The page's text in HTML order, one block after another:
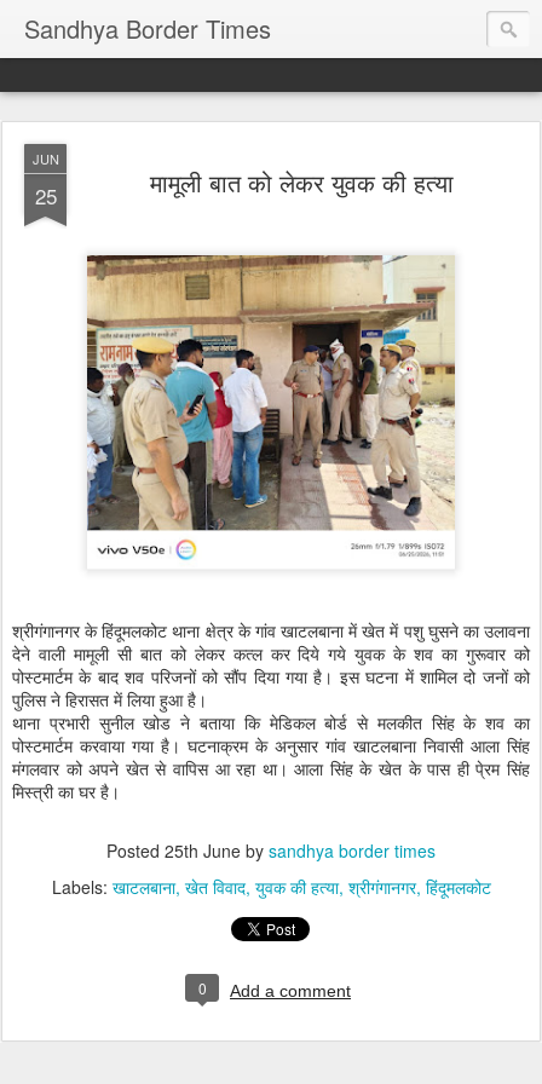
Sandhya Border Times
JUN
25 मामूली बात को लेकर युवक की हत्या
श्रीगंगानगर के हिंदूमलकोट थाना क्षेत्र के गांव खाटलबाना में खेत में पशु घुसने का उलावना
देने वाली मामूली सी बात को लेकर कत्ल कर दिये गये युवक के शव का गुरूवार को
पोस्टमार्टम के बाद शव परिजनों को सौंप दिया गया है। इस घटना में शामिल दो जनों को
पुलिस ने हिरासत में लिया हुआ है।
थाना प्रभारी सुनील खोड ने बताया कि मेडिकल बोर्ड से मलकीत सिंह के शव का
पोस्टमार्टम करवाया गया है। घटनाक्रम के अनुसार गांव खाटलबाना निवासी आला सिंह
मंगलवार को अपने खेत से वापिस आ रहा था। आला सिंह के खेत के पास ही पे्रम सिंह
मिस्त्री का घर है।
Posted 25th June by sandhya border times
Labels: खाटलबाना खेत विवाद युवक की हत्या श्रीगंगानगर हिंदूमलकोट
0 Add a comment